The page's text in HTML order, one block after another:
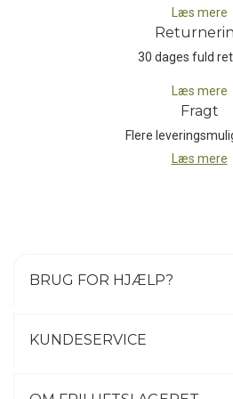
Med en vægt på blot 330 gram i
Harness en perfekt balance mellem
tilbringer lange timer i en standplads,
enestående oplevelse uden at
Harness er simpelthen en topmoderne
give klatrere den bedste støtte og
specialprodukter udvikletafvidende
omdrejningspunkt. Og det faktum, at
Læs mere
30 dages fuld
Læs mere
Fragt
Flere
Læs mere
BRUG FOR HJÆLP?
KUNDESERVICE